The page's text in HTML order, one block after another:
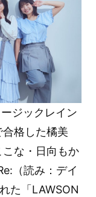
ジックレイン
格した橘美
な・日向もか
（読み：デイ
た「LAWSON